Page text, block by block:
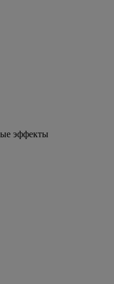
эффекты